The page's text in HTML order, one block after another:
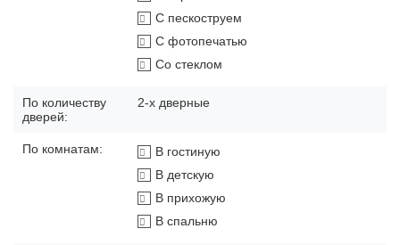
С пескоструем
С фотопечатью
Со стеклом
По количеству
дверей:
2-х дверные
По комнатам:
В гостиную
В детскую
В прихожую
В спальню